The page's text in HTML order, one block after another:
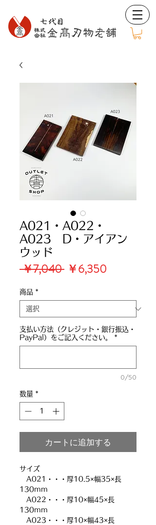
A021・A022・
A023 D・アイアン
ウッド
￥7,040 通
価
￥6,350
ル
格
商品 *
支払い方法（クレジット・銀行振込・
PayPal）をご記入ください。
*
0/50
数量 *
カートに追加する
サイズ
A021・・・厚10.5×幅35×長
130mm
A022・・・厚10×幅45×長
130mm
A023・・・厚10×幅43×長